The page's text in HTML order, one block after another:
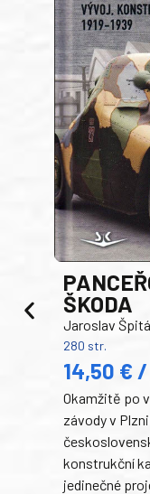
ŠKODA
Jaroslav
280 str.
14,50 €
Okamžitě po
závody v
konstrukční
jedinečné